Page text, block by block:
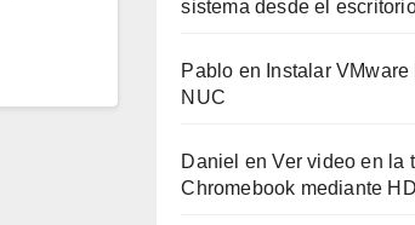
sistema desde el
Pablo en Instalar
NUC
Daniel enVer video en la
Chromebook mediante